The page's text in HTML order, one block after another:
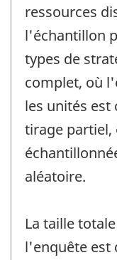
ressources
l'échantillon
types de
complet, où
les unités est
tirage partiel,
aléatoire.
La taille
l'enquête est